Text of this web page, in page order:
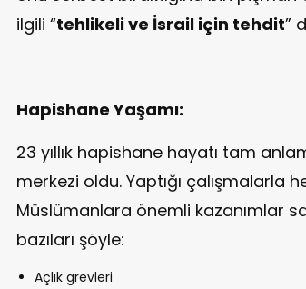
ilgili “tehlikeli ve İsrail için tehdit”
Hapishane Yaşamı:
23 yıllık hapishane hayatı tam
merkezi oldu. Yaptığı çalışmalarla
Müslümanlara önemli kazanımlar
bazıları şöyle:
Açlık grevleri